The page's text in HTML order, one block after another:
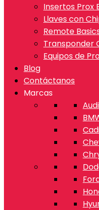
Insertos Prox
Llaves con
Remote
Transponder
Equipos de
Blog
Contáctanos
Marcas
Audi